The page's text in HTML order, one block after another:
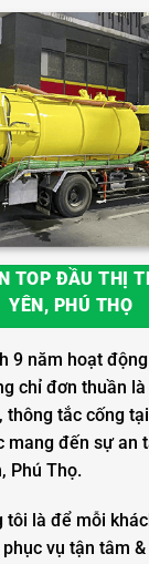
TOP ĐẦU THỊ
YÊN, PHÚ THỌ
9 năm hoạt
chỉ đơn thuần
tắc cống
mang đến sự an
Phú Thọ.
tôi là để mỗi
vụ tận tâm